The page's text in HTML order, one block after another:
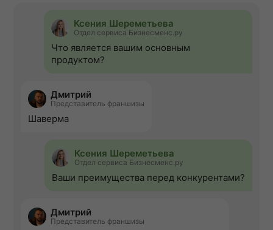
Ксения Шереметьева
Отдел сервиса Бизнесменс.ру
Что является вашим основным
продуктом?
Дмитрий
Представитель франшизы
Шаверма
Ксения Шереметьева
Отдел сервиса Бизнесменс.ру
Ваши преимущества перед конкурентами?
Дмитрий
Представитель франшизы